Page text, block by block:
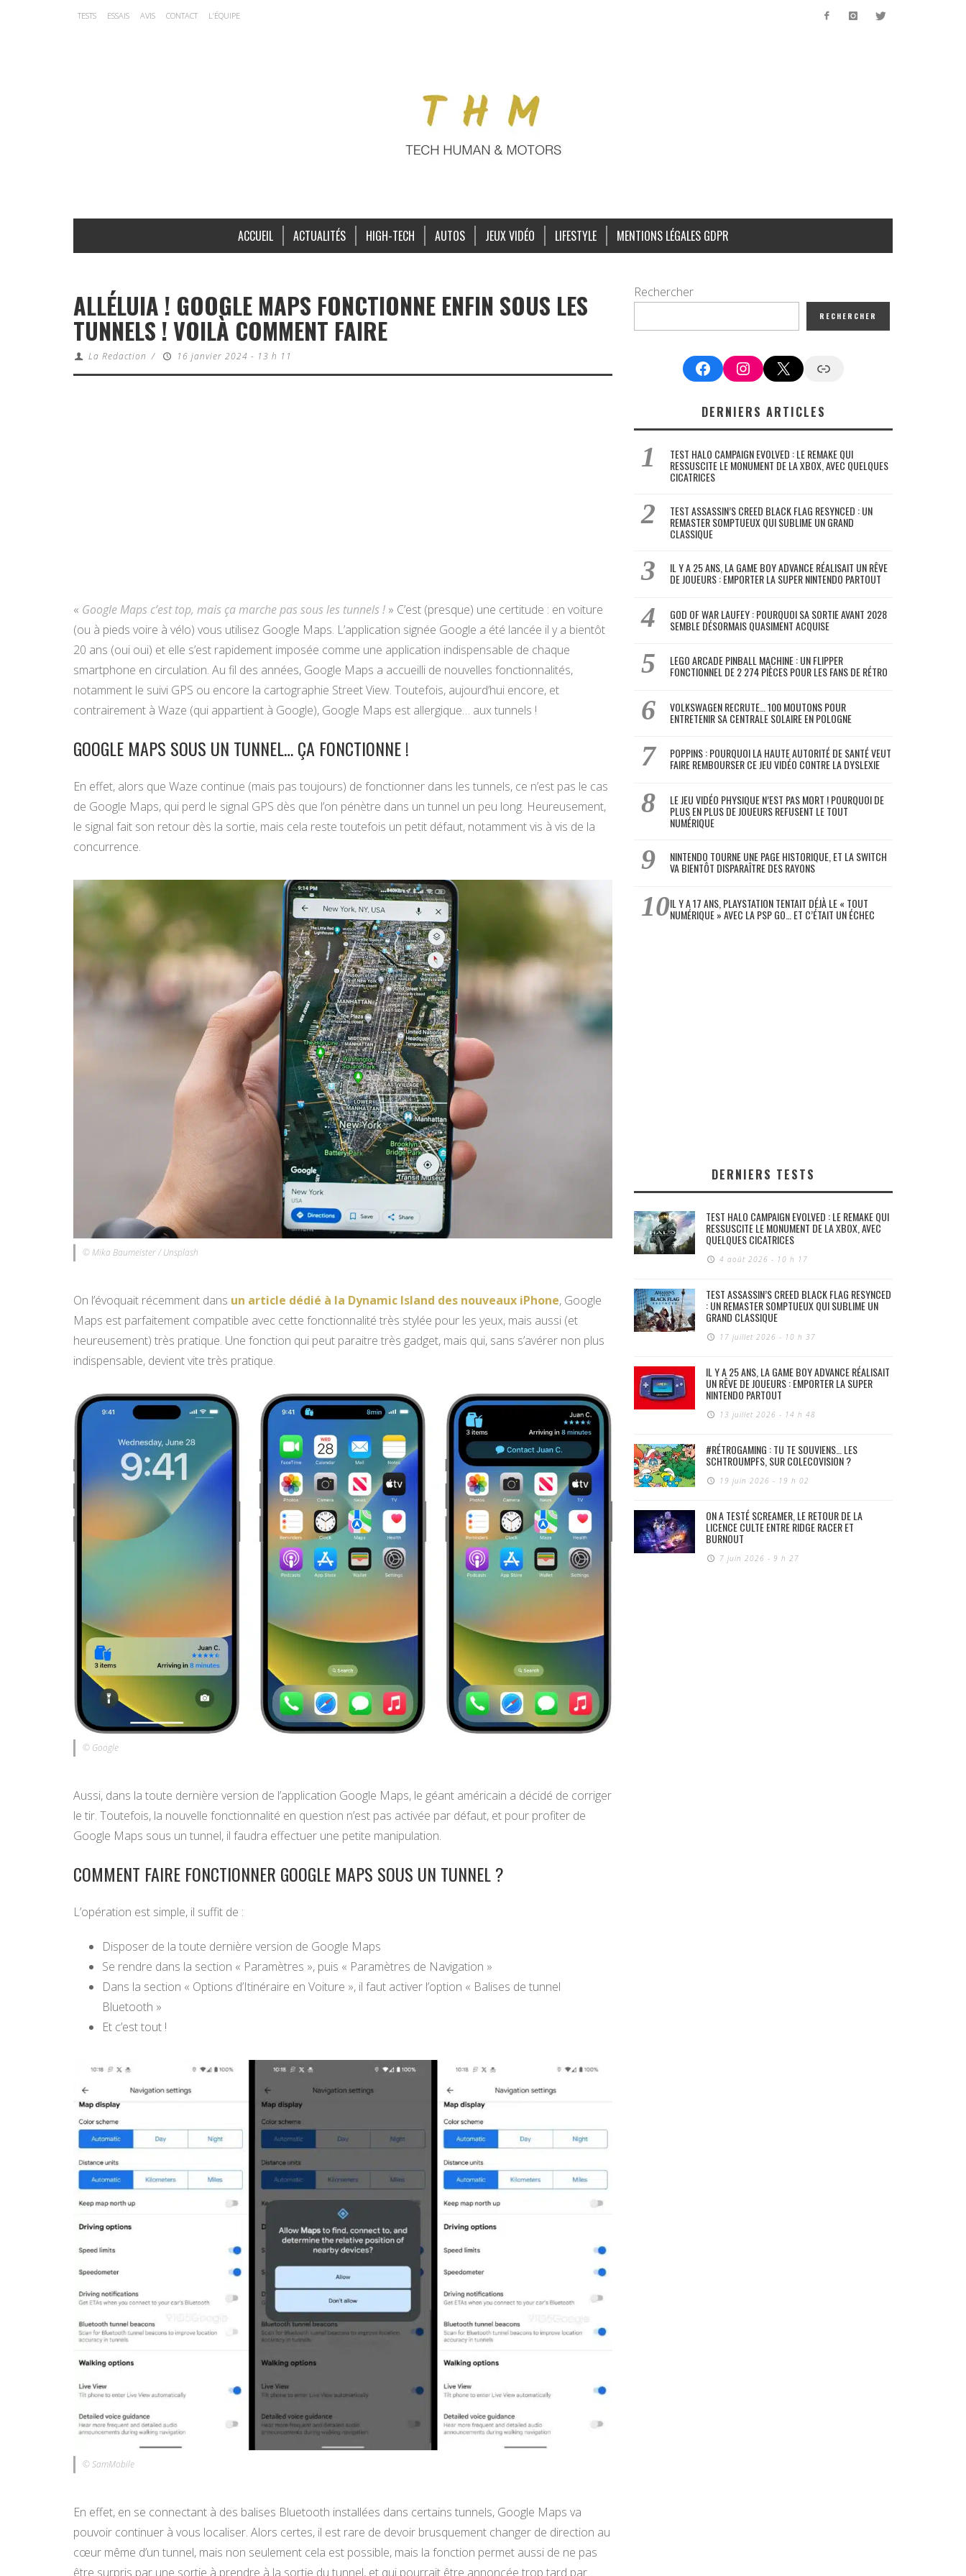
TESTS ESSAIS AVIS CONTACT L’ÉQUIPE
ACCUEIL ACTUALITÉS HIGH-TECH AUTOS JEUX VIDÉO LIFESTYLE MENTIONS LÉGALES GDPR
ALLÉLUIA ! GOOGLE MAPS FONCTIONNE ENFIN SOUS LES
TUNNELS ! VOILÀ COMMENT FAIRE
La Redaction / 16 janvier 2024 - 13 h 11
« Google Maps c’est top, mais ça marche pas sous les tunnels ! » C’est (presque) une certitude : en voiture
(ou à pieds voire à vélo) vous utilisez Google Maps. L’application signée Google a été lancée il y a bientôt
20 ans (oui oui) et elle s’est rapidement imposée comme une application indispensable de chaque
smartphone en circulation. Au fil des années, Google Maps a accueilli de nouvelles fonctionnalités,
notamment le suivi GPS ou encore la cartographie Street View. Toutefois, aujourd’hui encore, et
contrairement à Waze (qui appartient à Google), Google Maps est allergique… aux tunnels !
GOOGLE MAPS SOUS UN TUNNEL… ÇA FONCTIONNE !
En effet, alors que Waze continue (mais pas toujours) de fonctionner dans les tunnels, ce n’est pas le cas
de Google Maps, qui perd le signal GPS dès que l’on pénètre dans un tunnel un peu long. Heureusement,
le signal fait son retour dès la sortie, mais cela reste toutefois un petit défaut, notamment vis à vis de la
concurrence.
© Mika Baumeister / Unsplash
On l’évoquait récemment dans un article dédié à la Dynamic Island des nouveaux iPhone, Google
Maps est parfaitement compatible avec cette fonctionnalité très stylée pour les yeux, mais aussi (et
heureusement) très pratique. Une fonction qui peut paraitre très gadget, mais qui, sans s’avérer non plus
indispensable, devient vite très pratique.
© Google
Aussi, dans la toute dernière version de l’application Google Maps, le géant américain a décidé de corriger
le tir. Toutefois, la nouvelle fonctionnalité en question n’est pas activée par défaut, et pour profiter de
Google Maps sous un tunnel, il faudra effectuer une petite manipulation.
COMMENT FAIRE FONCTIONNER GOOGLE MAPS SOUS UN TUNNEL ?
L’opération est simple, il suffit de :
Disposer de la toute dernière version de Google Maps
Se rendre dans la section « Paramètres », puis « Paramètres de Navigation »
Dans la section « Options d’Itinéraire en Voiture », il faut activer l’option « Balises de tunnel
Bluetooth »
Et c’est tout !
© SamMobile
En effet, en se connectant à des balises Bluetooth installées dans certains tunnels, Google Maps va
pouvoir continuer à vous localiser. Alors certes, il est rare de devoir brusquement changer de direction au
cœur même d’un tunnel, mais non seulement cela est possible, mais la fonction permet aussi de ne pas
être surpris par une sortie à prendre à la sortie du tunnel, et qui pourrait être annoncée trop tard par
Rechercher
RECHERCHER
FacebookInstagram
X Google News
DERNIERS ARTICLES
TEST HALO CAMPAIGN EVOLVED : LE REMAKE QUI
RESSUSCITE LE MONUMENT DE LA XBOX, AVEC QUELQUES
CICATRICES
TEST ASSASSIN’S CREED BLACK FLAG RESYNCED : UN
REMASTER SOMPTUEUX QUI SUBLIME UN GRAND
CLASSIQUE
IL Y A 25 ANS, LA GAME BOY ADVANCE RÉALISAIT UN RÊVE
DE JOUEURS : EMPORTER LA SUPER NINTENDO PARTOUT
GOD OF WAR LAUFEY : POURQUOI SA SORTIE AVANT 2028
SEMBLE DÉSORMAIS QUASIMENT ACQUISE
LEGO ARCADE PINBALL MACHINE : UN FLIPPER
FONCTIONNEL DE 2 274 PIÈCES POUR LES FANS DE RÉTRO
VOLKSWAGEN RECRUTE… 100 MOUTONS POUR
ENTRETENIR SA CENTRALE SOLAIRE EN POLOGNE
POPPINS : POURQUOI LA HAUTE AUTORITÉ DE SANTÉ VEUT
FAIRE REMBOURSER CE JEU VIDÉO CONTRE LA DYSLEXIE
LE JEU VIDÉO PHYSIQUE N’EST PAS MORT ! POURQUOI DE
PLUS EN PLUS DE JOUEURS REFUSENT LE TOUT
NUMÉRIQUE
NINTENDO TOURNE UNE PAGE HISTORIQUE, ET LA SWITCH
VA BIENTÔT DISPARAÎTRE DES RAYONS
IL Y A 17 ANS, PLAYSTATION TENTAIT DÉJÀ LE « TOUT
NUMÉRIQUE » AVEC LA PSP GO… ET C’ÉTAIT UN ÉCHEC
DERNIERS TESTS
TEST HALO CAMPAIGN EVOLVED : LE REMAKE QUI
RESSUSCITE LE MONUMENT DE LA XBOX, AVEC
QUELQUES CICATRICES
4 août 2026 - 10 h 17
TEST ASSASSIN’S CREED BLACK FLAG RESYNCED
: UN REMASTER SOMPTUEUX QUI SUBLIME UN
GRAND CLASSIQUE
17 juillet 2026 - 10 h 37
IL Y A 25 ANS, LA GAME BOY ADVANCE RÉALISAIT
UN RÊVE DE JOUEURS : EMPORTER LA SUPER
NINTENDO PARTOUT
13 juillet 2026 - 14 h 48
#RÉTROGAMING : TU TE SOUVIENS… LES
SCHTROUMPFS, SUR COLECOVISION ?
19 juin 2026 - 19 h 02
ON A TESTÉ SCREAMER, LE RETOUR DE LA
LICENCE CULTE ENTRE RIDGE RACER ET
BURNOUT
7 juin 2026 - 9 h 27